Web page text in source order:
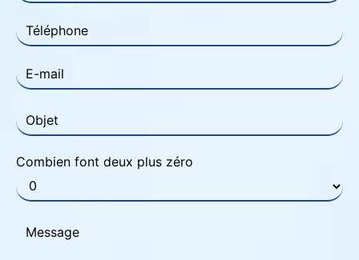
Combien font deux plus zéro